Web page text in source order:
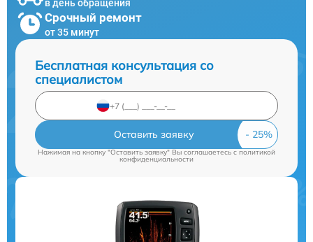
в день обращения
Срочный ремонт
от 35 минут
Бесплатная консультация со
специалистом
Оставить заявку
Нажимая на кнопку "Оставить заявку" Вы соглашаетесь cполитикой
конфиденциальности